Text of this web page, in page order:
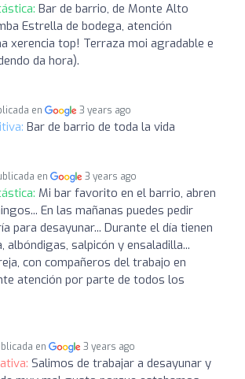
Bar de barrio, de Monte Alto
Estrella de bodega, atención
xerencia top! Terraza moi agradable e
da hora).
en 3 years ago
Bar de barrio de toda la vida
en 3 years ago
Mi bar favorito en el barrio, abren
En las mañanas puedes pedir
para desayunar... Durante el día tienen
salpicón y ensaladilla...
con compañeros del trabajo en
atención por parte de todos los
en 3 years ago
Salimos de trabajar a desayunar y